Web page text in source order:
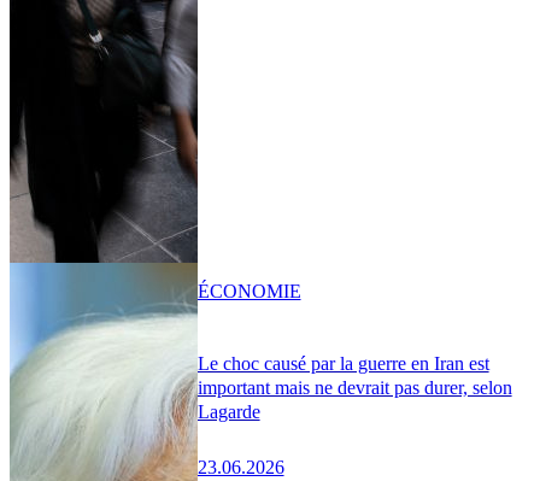
Le choc causé par la guerre en Iran est
important mais ne devrait pas durer, selon
Lagarde
23.06.2026
ÉCONOMIE